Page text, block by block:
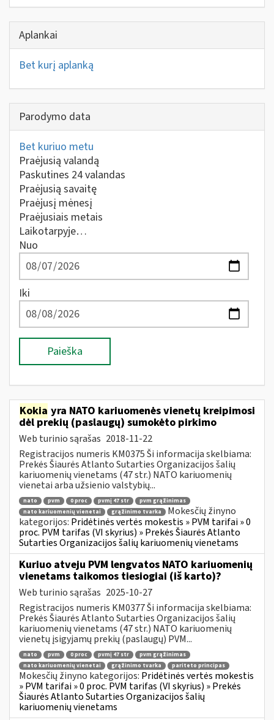
Aplankai
Bet kurį aplanką
Parodymo data
Bet kuriuo metu
Praėjusią valandą
Paskutines 24 valandas
Praėjusią savaitę
Praėjusį mėnesį
Praėjusiais metais
Laikotarpyje…
Nuo
Iki
Paieška
Kokia yra NATO kariuomenės vienetų kreipimosi
dėl prekių (paslaugų) sumokėto pirkimo
Web turinio sąrašas 2018-11-22
Registracijos numeris KM0375 Ši informacija skelbiama:
Prekės Šiaurės Atlanto Sutarties Organizacijos šalių
kariuomenių vienetams (47 str.) NATO kariuomenių
vienetai arba užsienio valstybių...
nato pvm 0 proc pvmį 47 str
pvm grąžinimas
nato kariuomenių vienetai
grąžinimo tvarka
Mokesčių žinyno
kategorijos: Pridėtinės vertės mokestis » PVM tarifai » 0
proc. PVM tarifas (VI skyrius) » Prekės Šiaurės Atlanto
Sutarties Organizacijos šalių kariuomenių vienetams
Kuriuo atveju PVM lengvatos NATO kariuomenių
vienetams taikomos tiesiogiai (iš karto)?
Web turinio sąrašas 2025-10-27
Registracijos numeris KM0377 Ši informacija skelbiama:
Prekės Šiaurės Atlanto Sutarties Organizacijos šalių
kariuomenių vienetams (47 str.) NATO kariuomenių
vienetų įsigyjamų prekių (paslaugų) PVM...
nato pvm 0 proc pvmį 47 str
pvm grąžinimas
nato kariuomenių vienetai
grąžinimo tvarka pariteto principas
Mokesčių žinyno kategorijos: Pridėtinės vertės mokestis
» PVM tarifai » 0 proc. PVM tarifas (VI skyrius) » Prekės
Šiaurės Atlanto Sutarties Organizacijos šalių
kariuomenių vienetams